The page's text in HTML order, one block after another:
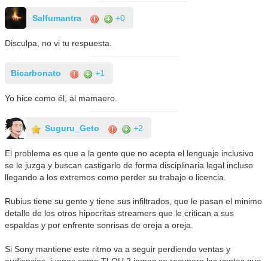
Salfumantra +0
Disculpa, no vi tu respuesta.
Bicarbonato +1
Yo hice como él, al mamaero.
Suguru_Geto +2
El problema es que a la gente que no acepta el lenguaje inclusivo
se le juzga y buscan castigarlo de forma disciplinaria legal incluso
llegando a los extremos como perder su trabajo o licencia.
Rubius tiene su gente y tiene sus infiltrados, que le pasan el minimo
detalle de los otros hipocritas streamers que le critican a sus
espaldas y por enfrente sonrisas de oreja a oreja.
Si Sony mantiene este ritmo va a seguir perdiendo ventas y